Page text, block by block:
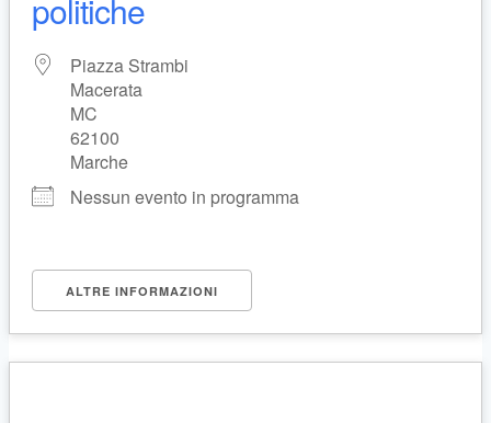
politiche
Piazza Strambi
Macerata
MC
62100
Marche
Nessun evento in programma
ALTRE INFORMAZIONI